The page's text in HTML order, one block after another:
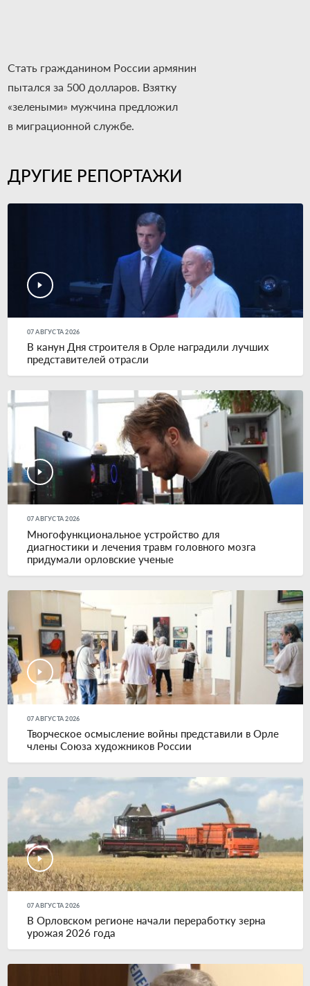
Стать гражданином России армянин
пытался за 500 долларов. Взятку
«зелеными» мужчина предложил
в миграционной службе.
ДРУГИЕ РЕПОРТАЖИ
07 АВГУСТА 2026
В канун Дня строителя в Орле наградили лучших
представителей отрасли
07 АВГУСТА 2026
Многофункциональное устройство для
диагностики и лечения травм головного мозга
придумали орловские ученые
07 АВГУСТА 2026
Творческое осмысление войны представили в Орле
члены Союза художников России
07 АВГУСТА 2026
В Орловском регионе начали переработку зерна
урожая 2026 года